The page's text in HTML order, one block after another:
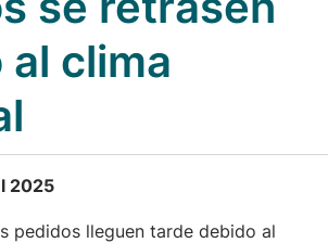
clima
2025
pedidos lleguen tarde debido al